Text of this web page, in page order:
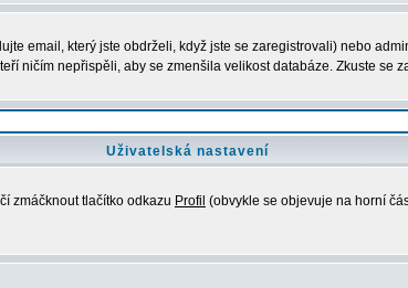
email, který jste obdrželi, když jste se zaregistrovali) nebo
ničím nepřispěli, aby se zmenšila velikost databáze. Zkuste se
Uživatelská nastavení
zmáčknout tlačítko odkazu Profil (obvykle se objevuje na horní